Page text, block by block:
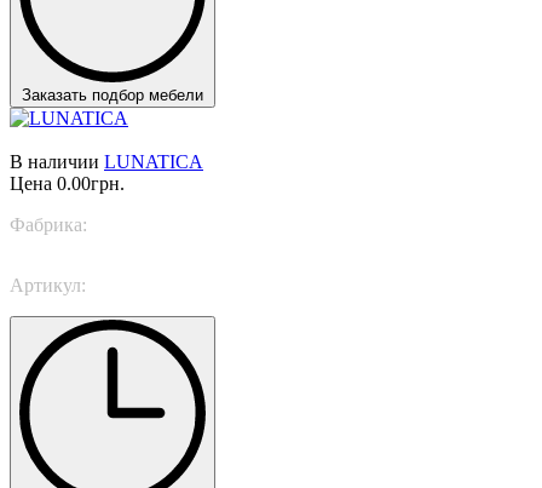
Заказать подбор мебели
В наличии LUNATICA
Цена 0.00грн.
Фабрика:
Артикул: